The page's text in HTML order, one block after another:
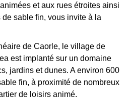
et aux rues étroites ainsi
sable fin, vous invite à la
de Caorle, le village de
est implanté sur un domaine
jardins et dunes. A environ 600
fin, à proximité de nombreux
de loisirs animé.